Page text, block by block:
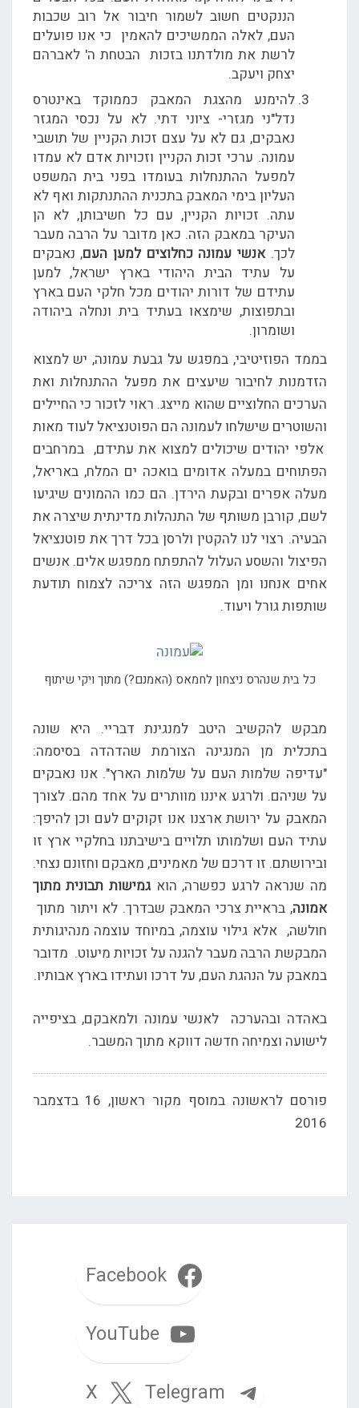
הננקטים חשוב לשמור חיבור אל רוב שכבות
העם, לאלה הממשיכים להאמין כי אנו פועלים
לרשת את מולדתנו בזכות הבטחת ה' לאברהם
יצחק ויעקב.
להימנע מהצגת המאבק כממוקד באינטרס
נדל"ני מגזרי- ציוני דתי. לא על נכסי המגזר
נאבקים, גם לא על עצם זכות הקניין של תושבי
עמונה. ערכי זכות הקניין וזכויות אדם לא עמדו
למפעל ההתנחלות בעומדו בפני בית המשפט
העליון בימי המאבק בתכנית ההתנתקות ואף לא
עתה. זכויות הקניין, עם כל חשיבותן, לא הן
העיקר במאבק הזה. כאן מדובר על הרבה מעבר
לכך.אנשי עמונה כחלוצים למען העם, נאבקים
על עתיד הבית היהודי בארץ ישראל, למען
עתידם של דורות יהודים מכל חלקי העם בארץ
ובתפוצות, שימצאו בעתיד בית ונחלה ביהודה
ושומרון.
בממד הפוזיטיבי, במפגש על גבעת עמונה, יש למצוא
הזדמנות לחיבור שיעצים את מפעל ההתנחלות ואת
הערכים החלוציים שהוא מייצג. ראוי לזכור כי החיילים
והשוטרים שישלחו לעמונה הם הפוטנציאל לעוד מאות
אלפי יהודים שיכולים למצוא את עתידם, במרחבים
הפתוחים במעלה אדומים בואכה ים המלח, באריאל,
מעלה אפרים ובקעת הירדן. הם כמו ההמונים שיגיעו
לשם, קורבן משותף של התנהלות מדינתית שיצרה את
הבעיה. רצוי לנו להקטין ולרסן בכל דרך את פוטנציאל
הפיצול והשסע העלול להתפתח ממפגש אלים. אנשים
אחים אנחנו ומן המפגש הזה צריכה לצמוח תודעת
שותפות גורל ויעוד.
כל בית שנהרס ניצחון לחמאס (האמנם?) מתוך ויקי שיתוף
מבקש להקשיב היטב למנגינת דבריי. היא שונה
בתכלית מן המנגינה הצורמת שהדהדה בסיסמה:
"עדיפה שלמות העם על שלמות הארץ". אנו נאבקים
על שניהם. ולרגע איננו מוותרים על אחד מהם. לצורך
המאבק על ירושת ארצנו אנו זקוקים לעם וכן להיפך:
עתיד העם ושלמותו תלויים בישיבתנו בחלקיי ארץ זו
ובירושתם. זו דרכם של מאמינים, מאבקם וחזונם נצחי.
מה שנראה לרגע כפשרה, הוא גמישות תבונית מתוך
אמונה, בראיית צרכי המאבק שבדרך. לא ויתור מתוך
חולשה, אלא גילוי עוצמה, במיוחד עוצמה מנהיגותית
המבקשת הרבה מעבר להגנה על זכויות מיעוט. מדובר
במאבק על הנהגת העם, על דרכו ועתידו בארץ אבותיו.
באהדה ובהערכה לאנשי עמונה ולמאבקם, בציפייה
לישועה וצמיחה חדשה דווקא מתוך המשבר.
פורסם לראשונה במוסף מקור ראשון, 16 בדצמבר
2016
Facebook
YouTube
Telegram
X